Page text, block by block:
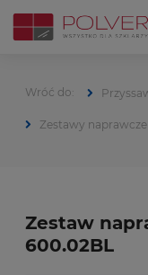
Zestawy
Zestaw
600.02BL